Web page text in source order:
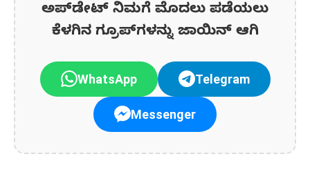
ಅಪ್‌ಡೇಟ್‌ ನಿಮಗೆ ಮೊದಲು ಪಡೆಯಲು
ಕೆಳಗಿನ ಗ್ರೂಪ್‌ಗಳನ್ನು ಜಾಯಿನ್ ಆಗಿ
WhatsApp Telegram
Messenger